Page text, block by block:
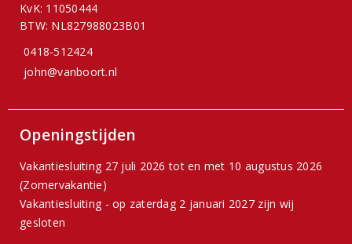
KvK: 11050444
BTW: NL827988023B01
0418-512424
john@vanboort.nl
Openingstijden
Vakantiesluiting 27 juli 2026 tot en met 10 augustus 2026
(Zomervakantie)
Vakantiesluiting - op zaterdag 2 januari 2027 zijn wij
gesloten